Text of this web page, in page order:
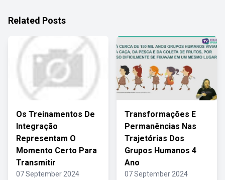
Related Posts
Os Treinamentos De
Integração
Representam O
Momento Certo Para
Transmitir
07 September 2024
Transformações E
Permanências Nas
Trajetórias Dos
Grupos Humanos 4
Ano
07 September 2024